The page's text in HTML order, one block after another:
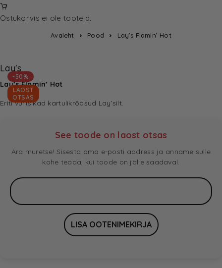
Ostukorvis ei ole tooteid.
Avaleht Pood Lay’s Flamin’ Hot
-50%
LAOST
OTSAS
Lay's
Lay’s Flamin’ Hot
Eriti vürtsikad kartulikrõpsud Lay’silt.
See toode on laost otsas
Ära muretse! Sisesta oma e-posti aadress ja anname sulle
kohe teada, kui toode on jälle saadaval.